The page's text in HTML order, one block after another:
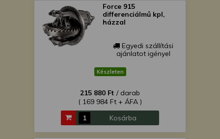
Force 915
differenciálmű kpl,
házzal
Egyedi szállítási
ajánlatot igényel
Készleten
215 880 Ft / darab
( 169 984 Ft + ÁFA )
Kosárba